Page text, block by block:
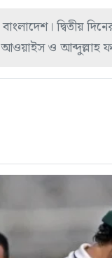
দ্বিতীয়
ও আব্দুল্লাহ